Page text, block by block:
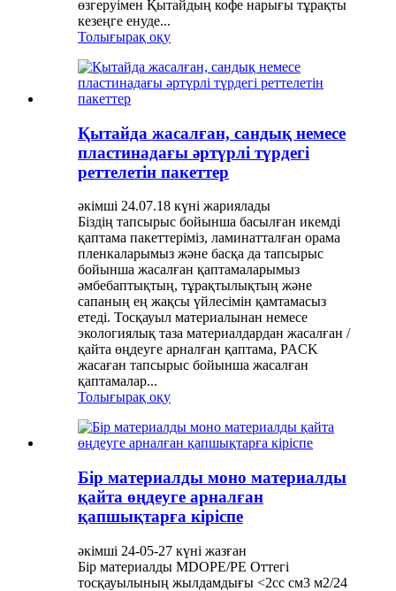
өзгеруімен Қытайдың кофе нарығы тұрақты
кезеңге енуде...
Толығырақ оқу
Қытайда жасалған, сандық немесе
пластинадағы әртүрлі түрдегі
реттелетін пакеттер
әкімші 24.07.18 күні жариялады
Біздің тапсырыс бойынша басылған икемді
қаптама пакеттеріміз, ламинатталған орама
пленкаларымыз және басқа да тапсырыс
бойынша жасалған қаптамаларымыз
әмбебаптықтың, тұрақтылықтың және
сапаның ең жақсы үйлесімін қамтамасыз
етеді. Тосқауыл материалынан немесе
экологиялық таза материалдардан жасалған /
қайта өңдеуге арналған қаптама, PACK
жасаған тапсырыс бойынша жасалған
қаптамалар...
Толығырақ оқу
Бір материалды моно материалды
қайта өңдеуге арналған
қапшықтарға кіріспе
әкімші 24-05-27 күні жазған
Бір материалды MDOPE/PE Оттегі
тосқауылының жылдамдығы <2cc см3 м2/24